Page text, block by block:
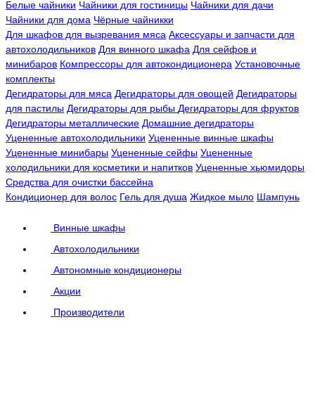
Белые чайники Чайники для гостиницы Чайники для дачи
Чайники для дома Чёрные чайникки
Для шкафов для вызревания мяса Аксессуары и запчасти для
автохолодильников Для винного шкафа Для сейфов и
минибаров Компрессоры для автокондиционера Установочные
комплекты
Дегидраторы для мяса Дегидраторы для овощей Дегидраторы
для пастилы Дегидраторы для рыбы Дегидраторы для фруктов
Дегидраторы металлические Домашние дегидраторы
Уцененные автохолодильники Уцененные винные шкафы
Уцененные минибары Уцененные сейфы Уцененные
холодильники для косметики и напитков Уцененные хьюмидоры
Средства для очистки бассейна
Кондиционер для волос Гель для душа Жидкое мыло Шампунь
Винные шкафы
Автохолодильники
Автономные кондиционеры
Акции
Производители